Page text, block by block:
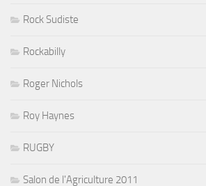
Rock Sudiste
Rockabilly
Roger Nichols
Roy Haynes
RUGBY
Salon de l'Agriculture 2011